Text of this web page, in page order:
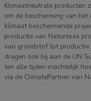
Klimaatneutrale producten
om de bescherming van
klimaat beschermende
productie van Naturesse
van grondstof tot productie
dragen ook bij aan de UN
ten alle tijden inzichtelijk
via de ClimatePartner van